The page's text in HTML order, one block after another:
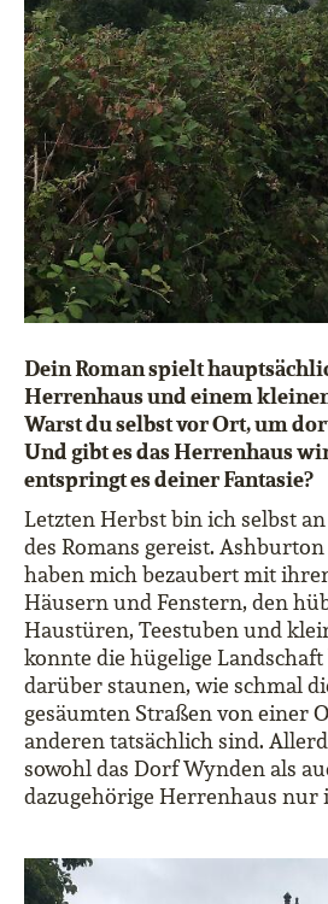
Dein Roman spielt
Herrenhaus und einem
Warst du selbst vor Ort, um
Und gibt es das Herrenhaus
entspringt es deiner Fantasie?
Letzten Herbst bin ich selbst
des Romans gereist.
haben mich bezaubert mit
Häusern und Fenstern, den
Haustüren, Teestuben und
konnte die hügelige
darüber staunen, wie schmal
gesäumten Straßen von einer
anderen tatsächlich sind.
sowohl das Dorf Wynden als
dazugehörige Herrenhaus nur